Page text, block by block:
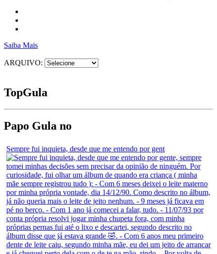
Saiba Mais
ARQUIVO:
TopGula
Papo Gula no
Sempre fui inquieta, desde que me entendo por gent